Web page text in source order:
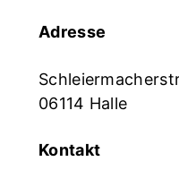
Adresse
06114 Halle
Kontakt